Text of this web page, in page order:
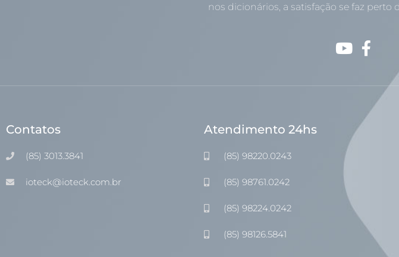
nos dicionários, a satisfação se faz perto
Contatos
(85) 3013.3841
ioteck@ioteck.com.br
Atendimento 24hs
(85) 98220.0243
(85) 98761.0242
(85) 98224.0242
(85) 98126.5841